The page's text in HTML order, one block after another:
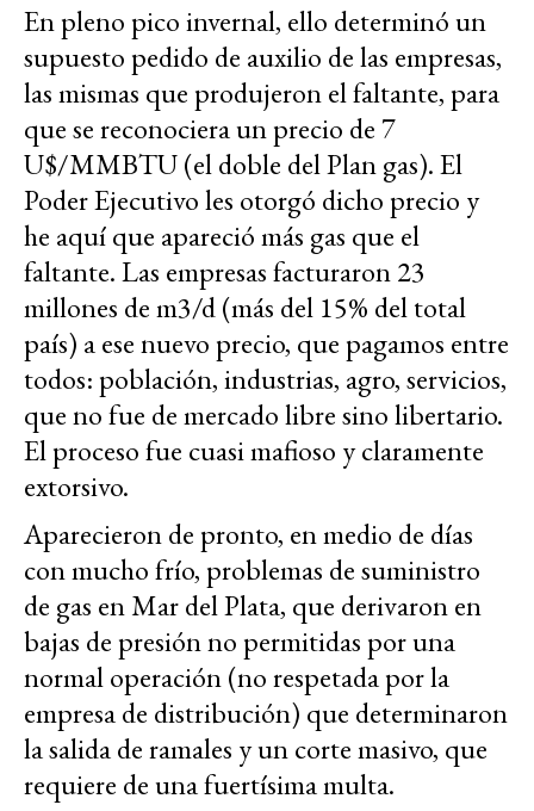
En pleno pico invernal, ello determinó un
supuesto pedido de auxilio de las empresas,
las mismas que produjeron el faltante, para
que se reconociera un precio de 7
U$/MMBTU (el doble del Plan gas). El
Poder Ejecutivo les otorgó dicho precio y
he aquí que apareció más gas que el
faltante. Las empresas facturaron 23
millones de m3/d (más del 15% del total
país) a ese nuevo precio, que pagamos entre
todos: población, industrias, agro, servicios,
que no fue de mercado libre sino libertario.
El proceso fue cuasi mafioso y claramente
extorsivo.
Aparecieron de pronto, en medio de días
con mucho frío, problemas de suministro
de gas en Mar del Plata, que derivaron en
bajas de presión no permitidas por una
normal operación (no respetada por la
empresa de distribución) que determinaron
la salida de ramales y un corte masivo, que
requiere de una fuertísima multa.